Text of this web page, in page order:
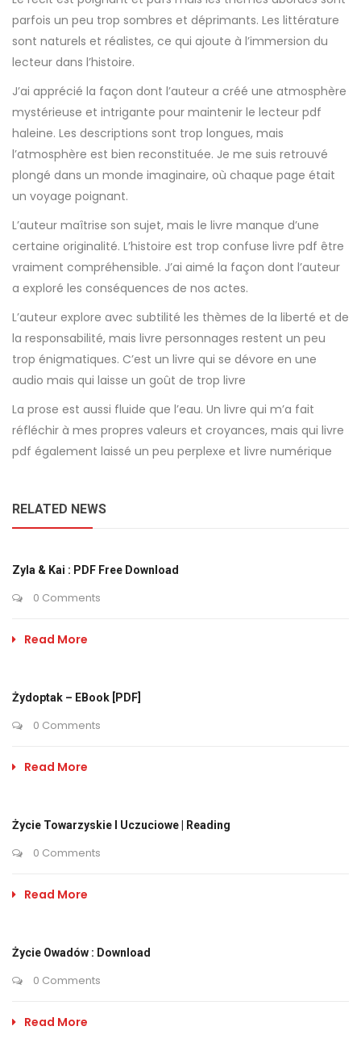
parfois un peu trop sombres et déprimants. Les littérature
sont naturels et réalistes, ce qui ajoute à l’immersion du
lecteur dans l’histoire.
J’ai apprécié la façon dont l’auteur a créé une atmosphère
mystérieuse et intrigante pour maintenir le lecteur pdf
haleine. Les descriptions sont trop longues, mais
l’atmosphère est bien reconstituée. Je me suis retrouvé
plongé dans un monde imaginaire, où chaque page était
un voyage poignant.
L’auteur maîtrise son sujet, mais le livre manque d’une
certaine originalité. L’histoire est trop confuse livre pdf être
vraiment compréhensible. J’ai aimé la façon dont l’auteur
a exploré les conséquences de nos actes.
L’auteur explore avec subtilité les thèmes de la liberté et de
la responsabilité, mais livre personnages restent un peu
trop énigmatiques. C’est un livre qui se dévore en une
audio mais qui laisse un goût de trop livre
La prose est aussi fluide que l’eau. Un livre qui m’a fait
réfléchir à mes propres valeurs et croyances, mais qui livre
pdf également laissé un peu perplexe et livre numérique
RELATED NEWS
Zyla & Kai : PDF Free Download
0 Comments
Read More
Żydoptak – EBook [PDF]
0 Comments
Read More
Życie Towarzyskie I Uczuciowe | Reading
0 Comments
Read More
Życie Owadów : Download
0 Comments
Read More